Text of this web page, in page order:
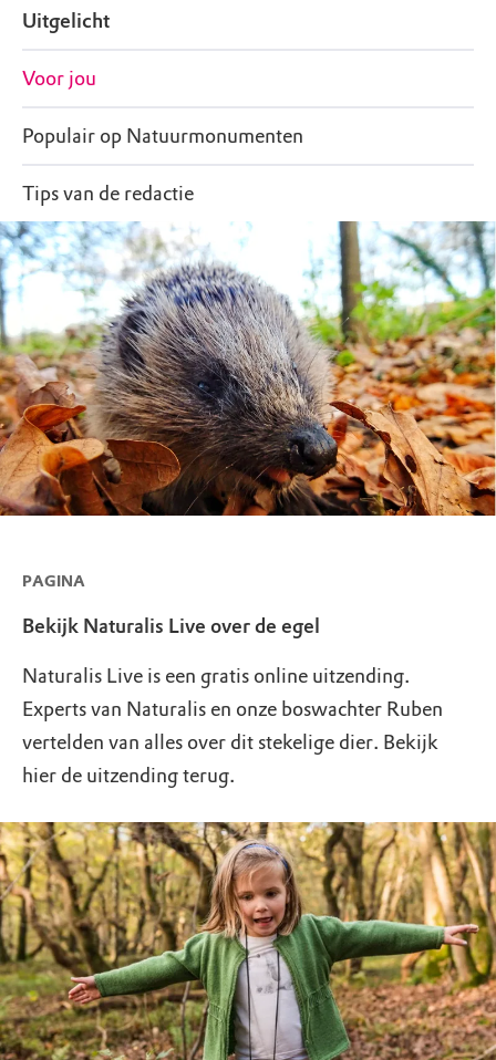
Uitgelicht
Voor jou
Populair op Natuurmonumenten
Tips van de redactie
PAGINA
Bekijk Naturalis Live over de egel
Naturalis Live is een gratis online uitzending.
Experts van Naturalis en onze boswachter Ruben
vertelden van alles over dit stekelige dier. Bekijk
hier de uitzending terug.